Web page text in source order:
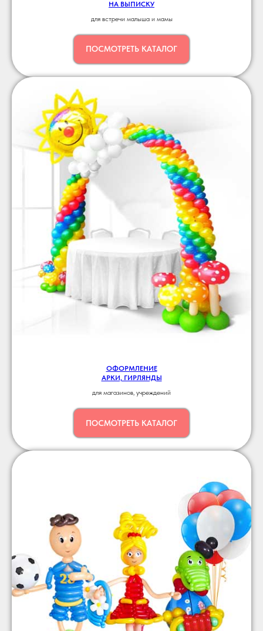
НА ВЫПИСКУ
для встречи малыша и мамы
ПОСМОТРЕТЬ КАТАЛОГ
ОФОРМЛЕНИЕ
АРКИ, ГИРЛЯНДЫ
для магазинов, учреждений
ПОСМОТРЕТЬ КАТАЛОГ